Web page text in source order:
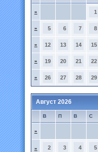
» 1
» 5 6 7 8
» 12 13 14 15
» 19 20 21 22
» 26 27 28 29
Август 2026
В П В С
»
» 2 3 4 5